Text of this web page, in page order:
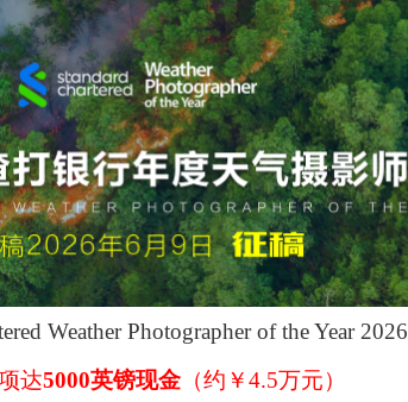
Weather Photographer of the Year 2026
达5000英镑现金（约￥4.5万元）